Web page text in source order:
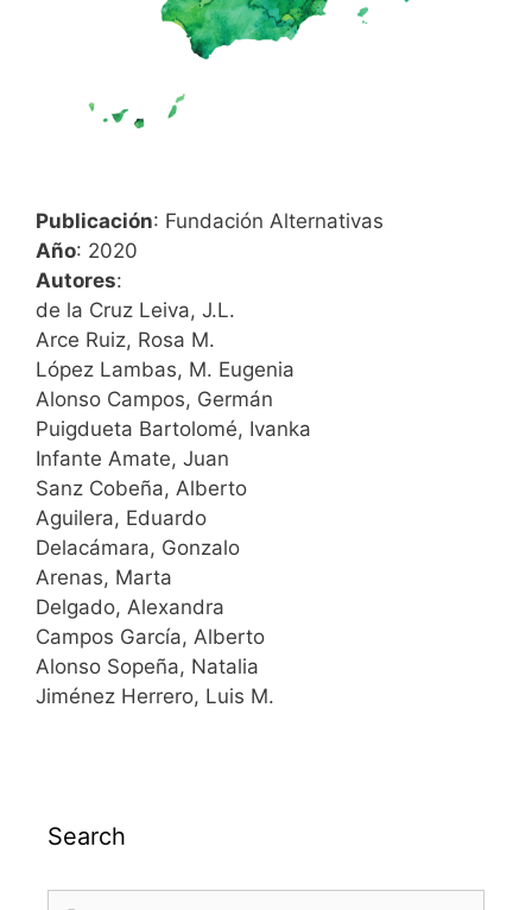
Publicación: Fundación Alternativas
Año: 2020
Autores:
de la Cruz Leiva, J.L.
Arce Ruiz, Rosa M.
López Lambas, M. Eugenia
Alonso Campos, Germán
Puigdueta Bartolomé, Ivanka
Infante Amate, Juan
Sanz Cobeña, Alberto
Aguilera, Eduardo
Delacámara, Gonzalo
Arenas, Marta
Delgado, Alexandra
Campos García, Alberto
Alonso Sopeña, Natalia
Jiménez Herrero, Luis M.
Search